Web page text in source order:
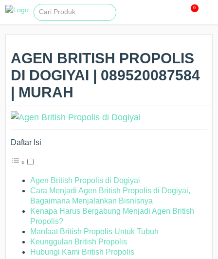
0
AGEN BRITISH PROPOLIS
DI DOGIYAI | 089520087584
| MURAH
Daftar Isi
Agen British Propolis di Dogiyai
Cara Menjadi Agen British Propolis di Dogiyai,
Bagaimana Menjalankan Bisnisnya
Kenapa Harus Bergabung Menjadi Agen British
Propolis?
Manfaat British Propolis Untuk Tubuh
Keunggulan British Propolis
Hubungi Kami British Propolis